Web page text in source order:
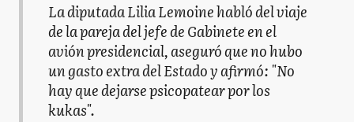
La diputada Lilia Lemoine habló del viaje
de la pareja del jefe de Gabinete en el
avión presidencial, aseguró que no hubo
un gasto extra del Estado y afirmó: "No
hay que dejarse psicopatear por los
kukas".